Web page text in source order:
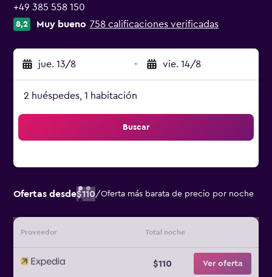
+49 385 558 150
8,2 Muy bueno 758 calificaciones verificadas
jue. 13/8 - vie. 14/8
2 huéspedes, 1 habitación
Buscar
Ofertas desde$110/Oferta más barata de precio por noche
Proveedor Total noche
$110 Ver oferta